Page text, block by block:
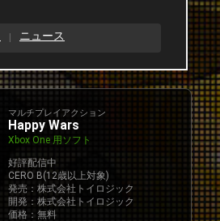
ニュース
マルチプレイアクション
Happy Wars
Xbox One 用ソフト
好評配信中
CERO B(12歳以上対象)
発売：株式会社トイロジック
開発：株式会社トイロジック
価格：無料